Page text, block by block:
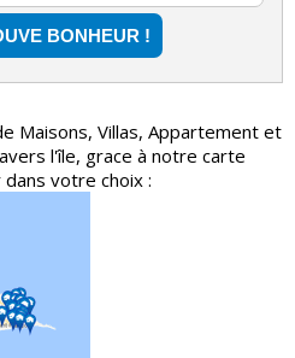
Maisons, Villas, Appartement et
l'île, grace à notre carte
votre choix :